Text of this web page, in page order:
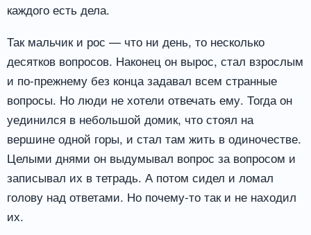
каждого есть дела.
Так мальчик и рос — что ни день, то несколько
десятков вопросов. Наконец он вырос, стал взрослым
и по-прежнему без конца задавал всем странные
вопросы. Но люди не хотели отвечать ему. Тогда он
уединился в небольшой домик, что стоял на
вершине одной горы, и стал там жить в одиночестве.
Целыми днями он выдумывал вопрос за вопросом и
записывал их в тетрадь. А потом сидел и ломал
голову над ответами. Но почему-то так и не находил
их.